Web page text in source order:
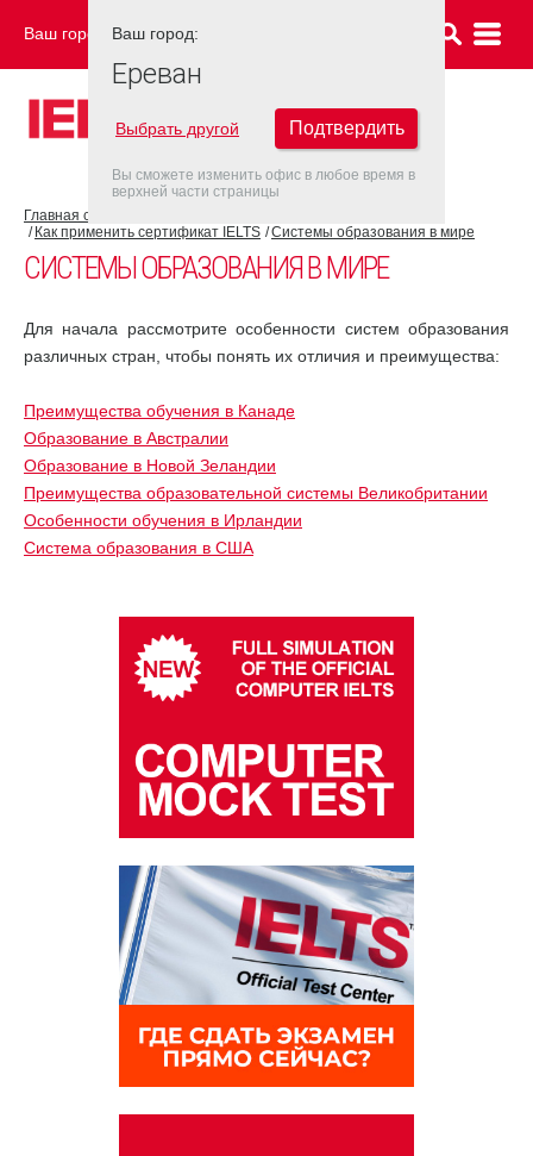
Ваш город: ЕРЕВАН
Главная страница
Как применить сертификат IELTS
Системы образования в мире
СИСТЕМЫ ОБРАЗОВАНИЯ В МИРЕ
Для начала рассмотрите особенности систем образования
различных стран, чтобы понять их отличия и преимущества:
Преимущества обучения в Канаде
Образование в Австралии
Образование в Новой Зеландии
Преимущества образовательной системы Великобритании
Особенности обучения в Ирландии
Система образования в США
Ваш город:
Ереван
Выбрать другой Подтвердить
Вы сможете изменить офис в любое время в
верхней части страницы